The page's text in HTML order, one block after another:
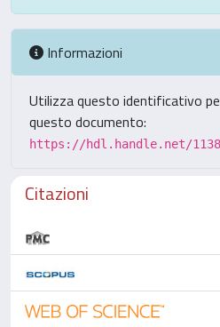
Informazioni
Utilizza questo identificativo
questo documento:
https://hdl.handle.net/
Citazioni